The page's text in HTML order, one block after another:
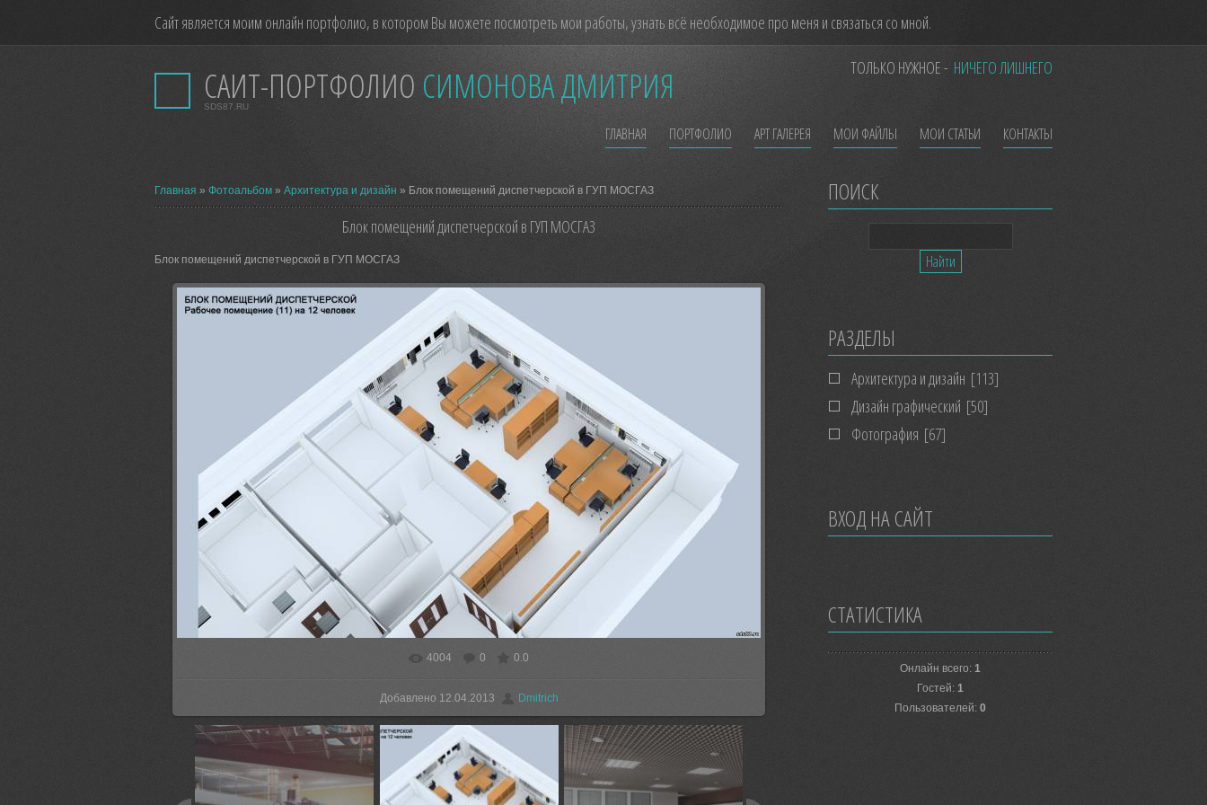
Сайт является моим онлайн портфолио, в котором Вы можете посмотреть мои работы, узнать всё необходимое про меня и связаться со мной.
ТОЛЬКО НУЖНОЕ - НИЧЕГО ЛИШНЕГО
САЙТ-ПОРТФОЛИО СИМОНОВА ДМИТРИЯ
SDS87.RU
ГЛАВНАЯ ПОРТФОЛИО АРТ ГАЛЕРЕЯ МОИ ФАЙЛЫ МОИ СТАТЬИ КОНТАКТЫ
Главная » Фотоальбом » Архитектура и дизайн » Блок помещений диспетчерской в ГУП МОСГАЗ
Блок помещений диспетчерской в ГУП МОСГАЗ
Блок помещений диспетчерской в ГУП МОСГАЗ
В реальном размере 1500x900
4004 0 0.0
Добавлено 12.04.2013 Dmitrich
ПОИСК
РАЗДЕЛЫ
Архитектура и дизайн [113]
Дизайн графический [50]
Фотография [67]
ВХОД НА САЙТ
СТАТИСТИКА
Онлайн всего: 1
Гостей: 1
Пользователей: 0